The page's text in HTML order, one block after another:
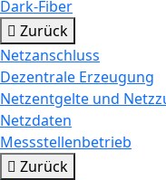
Dark-Fiber
Zurück
Netzanschluss
Dezentrale Erzeugung
Netzentgelte und
Netzdaten
Messstellenbetrieb
Zurück